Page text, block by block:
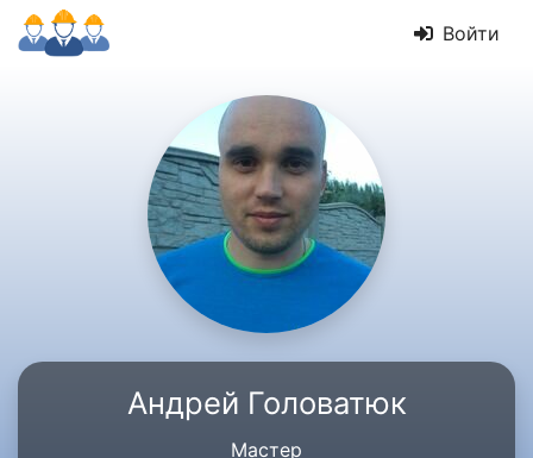
Войти
Андрей Головатюк
Мастер